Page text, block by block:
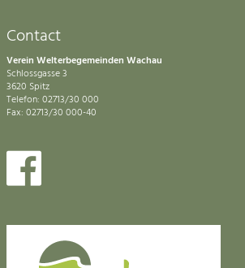
Contact
Verein Welterbegemeinden Wachau
Schlossgasse 3
3620 Spitz
Telefon: 02713/30 000
Fax: 02713/30 000-40